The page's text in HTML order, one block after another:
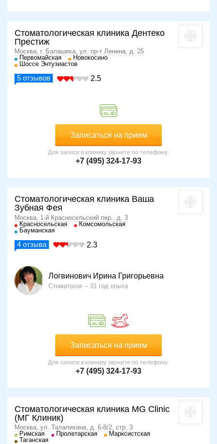
Стоматологическая клиника Дентеко
Престиж
Москва, г. Балашиха, ул. пр-т Ленина, д. 25
Первомайская
Новокосино
Шоссе Энтузиастов
5 отзывов 2.5
Записаться на прием
Для записи в клинику звоните по телефону:
+7 (495) 324-17-93
Стоматологическая клиника Ваша
Зубная Фея
Москва, 1-й Красносельский пер., д. 3
Красносельская
Комсомольская
Бауманская
4 отзыва 2.3
Логвинович Ирина Григорьевна
Стоматолог 31 год опыта
Записаться на прием
Для записи в клинику звоните по телефону:
+7 (495) 324-17-93
Стоматологическая клиника MG Clinic
(МГ Клиник)
Москва, ул. Талалихина, д. 6-8/2, стр. 3
Римская
Пролетарская
Марксистская
Таганская